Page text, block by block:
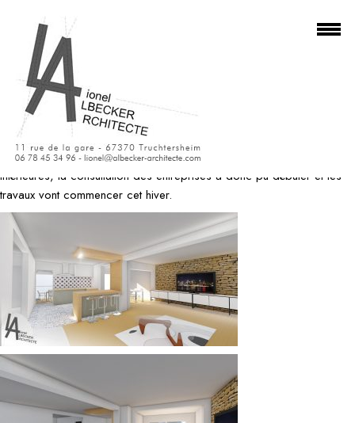
Mademoiselle W et Monsieur K on acquis une belle maison construite
dans les années 50 et agrandie dans les années 70. Il m’ont contacté
pour réaliser des travaux de rénovation et de modification des
espaces intérieures, aprés une première esquisse qui comportait une
extension, ils ont décidé de ne faire que des travaux de modification
intérieures, la consultation des entreprises à donc pu débuter et les
travaux vont commencer cet hiver.